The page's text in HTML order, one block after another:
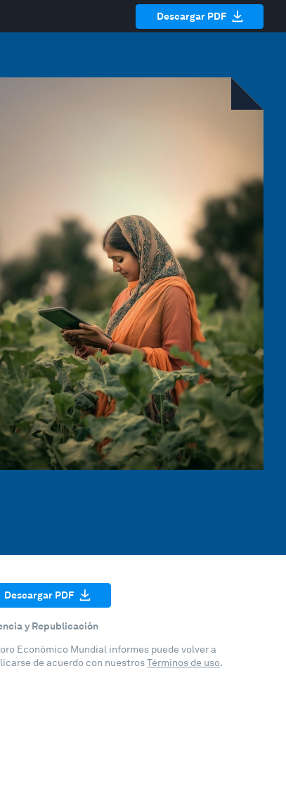
Descargar PDF
Descargar PDF
y Republicación
Económico Mundial informes puede volver a
de acuerdo con nuestrosTérminos de uso.